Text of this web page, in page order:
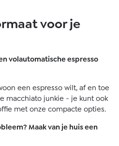
voor je
volautomatische espresso
een espresso wilt, af en toe
macchiato junkie - je kunt ook
met onze compacte opties.
Maak van je huis een